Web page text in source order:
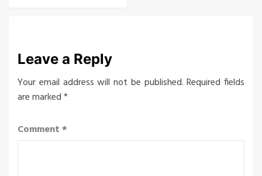
Leave a Reply
Your email address will not be published. Required fields
are marked*
Comment*